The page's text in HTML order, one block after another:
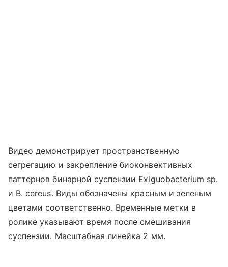
Видео демонстрирует пространственную
сегрегацию и закрепление биоконвективных
паттернов бинарной суспензии Exiguobacterium sp.
и B. cereus. Виды обозначены красным и зеленым
цветами соответственно. Временные метки в
ролике указывают время после смешивания
суспензии. Масштабная линейка 2 мм.